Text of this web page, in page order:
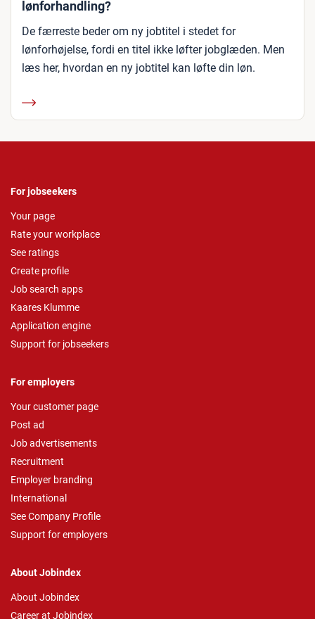
lønforhandling?
De færreste beder om ny jobtitel i stedet for
lønforhøjelse, fordi en titel ikke løfter jobglæden. Men
læs her, hvordan en ny jobtitel kan løfte din løn.
For jobseekers
Your page
Rate your workplace
See ratings
Create profile
Job search apps
Kaares Klumme
Application engine
Support for jobseekers
For employers
Your customer page
Post ad
Job advertisements
Recruitment
Employer branding
International
See Company Profile
Support for employers
About Jobindex
About Jobindex
Career at Jobindex